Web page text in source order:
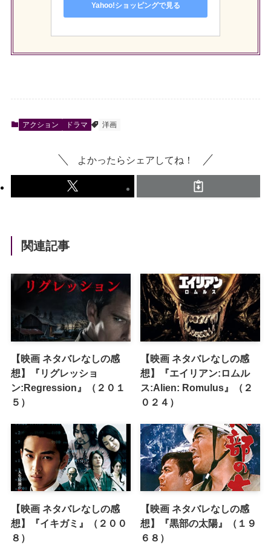
Yahoo!ショッピングで見る
アクション ドラマ 洋画
よかったらシェアしてね！
関連記事
【映画 ネタバレなしの感
想】『リグレッショ
ン:Regression』（２０１
５）
【映画 ネタバレなしの感
想】『エイリアン:ロムル
ス:Alien: Romulus』（２
０２４）
【映画 ネタバレなしの感
想】『イキガミ』（２００
８）
【映画 ネタバレなしの感
想】『黒部の太陽』（１９
６８）